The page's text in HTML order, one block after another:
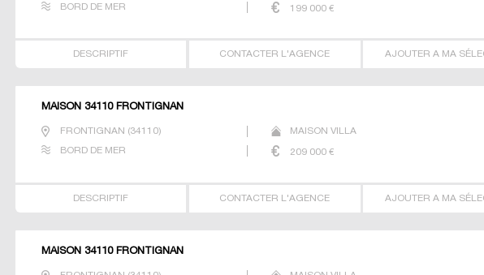
BORD DE MER 199 000€
DESCRIPTIF CONTACTER L'AGENCE AJOUTER A MA
MAISON 34110 FRONTIGNAN
FRONTIGNAN (34110) MAISON VILLA
BORD DE MER 209 000€
DESCRIPTIF CONTACTER L'AGENCE AJOUTER A MA
MAISON 34110 FRONTIGNAN